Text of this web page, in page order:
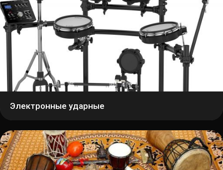
Электронные ударные